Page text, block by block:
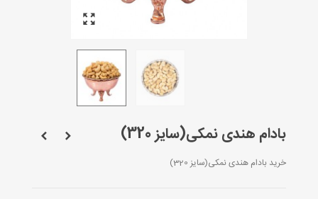
بادام هندی نمکی(سایز 320)
خرید بادام هندی نمکی(سایز 320)